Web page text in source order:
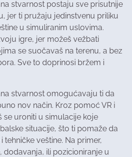
stvarnost postaju sve prisutnije
jer ti pružaju jedinstvenu priliku
u simuliranim uslovima.
igre, jer možeš vežbati
se suočavaš na terenu, a bez
Sve to doprinosi bržem i
stvarnost omogućavaju ti da
nov način. Kroz pomoć VR i
se uroniti u simulacije koje
situacije, što ti pomaže da
tehničke veštine. Na primer,
dodavanja, ili pozicioniranje u